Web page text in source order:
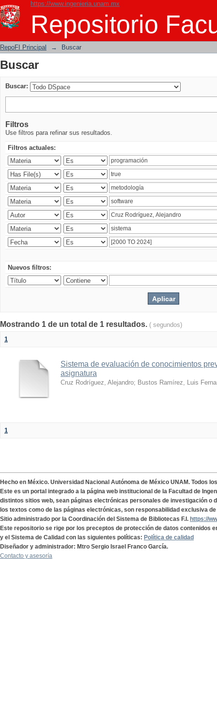
https://www.ingenieria.unam.mx
Repositorio
Buscar
RepoFI Principal → Buscar
Buscar
Buscar:
Filtros
Use filtros para refinar sus resultados.
Filtros actuales:
Nuevos filtros:
Mostrando 1 de un total de 1 resultados. ( segundos)
1
Sistema de evaluación de conocimientos
asignatura
Cruz Rodríguez, Alejandro; Bustos Ramírez, Luis
1
Hecho en México. Universidad Nacional Autónoma de México UNAM. Todos
Este es un portal integrado a la página web institucional de la Facultad de
distintos sitios web, sean páginas electrónicas personales de investigación o
los textos como de las páginas electrónicas, son responsabilidad exclusiva
Sitio administrado por la Coordinación del Sistema de Bibliotecas F.I. https://
Este repositorio se rige por los preceptos de protección de datos contenidos
y el Sistema de Calidad con las siguientes políticas: Política de calidad
Diseñador y administrador: Mtro Sergio Israel Franco García.
Contacto y asesoría